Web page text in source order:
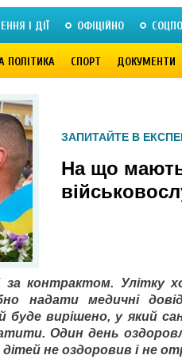
І ДІЇ ОФІЦІЙНО
ПОЛІТИКА СПОРТ ДОКУМЕНТИ
ЗАПИТАЙТЕ В
На що
контрактом. Улітку
надати медичні
буде вирішено, у який
Один день
не оздоровив і не